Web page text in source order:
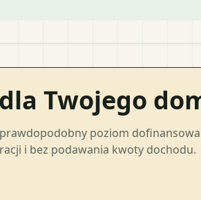
Twojego
poziom
i bez podawania kwoty dochodu.